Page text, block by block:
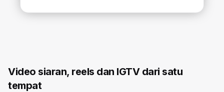
Video siaran, reels dan IGTV dari satu
tempat